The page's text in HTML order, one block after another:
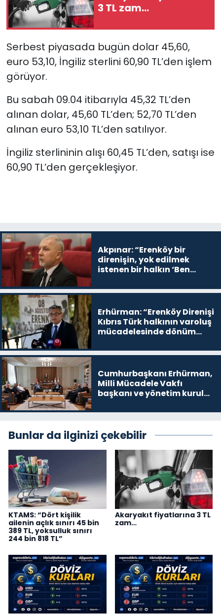
3 TL zam…
Serbest piyasada bugün dolar 45,60,
euro 53,10, İngiliz sterlini 60,90 TL’den işlem
görüyor.
Bu sabah 09.04 itibarıyla 45,32 TL’den
alınan dolar, 45,60 TL’den; 52,70 TL’den
alınan euro 53,10 TL’den satılıyor.
İngiliz sterlininin alışı 60,45 TL’den, satışı ise
60,90 TL’den gerçekleşiyor.
Akpınar: “Erenköy bir
direnişin, yok edilmek
istenen bir halkın ‘Ben
devam edeceğim’ dediği
Erhürman: “Erenköy Direnişi
Kıbrıs Türk halkının varoluş
mücadelesinde dönüm
Cumhurbaşkanı Erhürman,
Milli Mücadele Vakfı
başkanı ve yönetim kurulu
Bunlar da ilginizi çekebilir
KTAMS: “Dört kişilik
ailenin açlık sınırı 45 bin
389 TL, yoksulluk sınırı
244 bin 818 TL”
Akaryakıt fiyatlarına 3 TL
zam…
SAĞLIK
Spor
Teknoloji
TÜRKiYE
Video Galeri
YAŞAM
Yazarlar